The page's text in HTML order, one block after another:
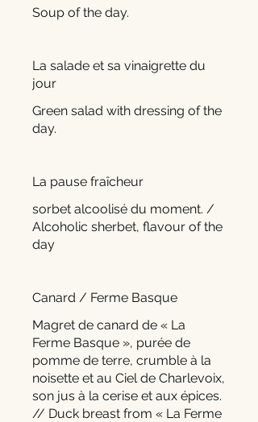
Soup of the day.
La salade et sa vinaigrette du
jour
Green salad with dressing of the
day.
La pause fraîcheur
sorbet alcoolisé du moment. /
Alcoholic sherbet, flavour of the
day
Canard / Ferme Basque
Magret de canard de « La
Ferme Basque », purée de
pomme de terre, crumble à la
noisette et au Ciel de Charlevoix,
son jus à la cerise et aux épices.
// Duck breast from « La Ferme